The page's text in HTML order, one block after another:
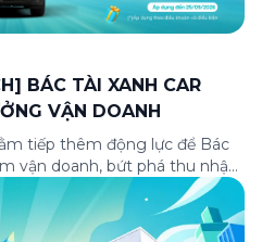
BÁC TÀI XANH CAR
VẬN DOANH
tiếp thêm động lực để Bác
vận doanh, bứt phá thu nhập
nhập, Green SM cập nhật
dành riêng cho Bác Tài
hội nhận thưởng lên […]